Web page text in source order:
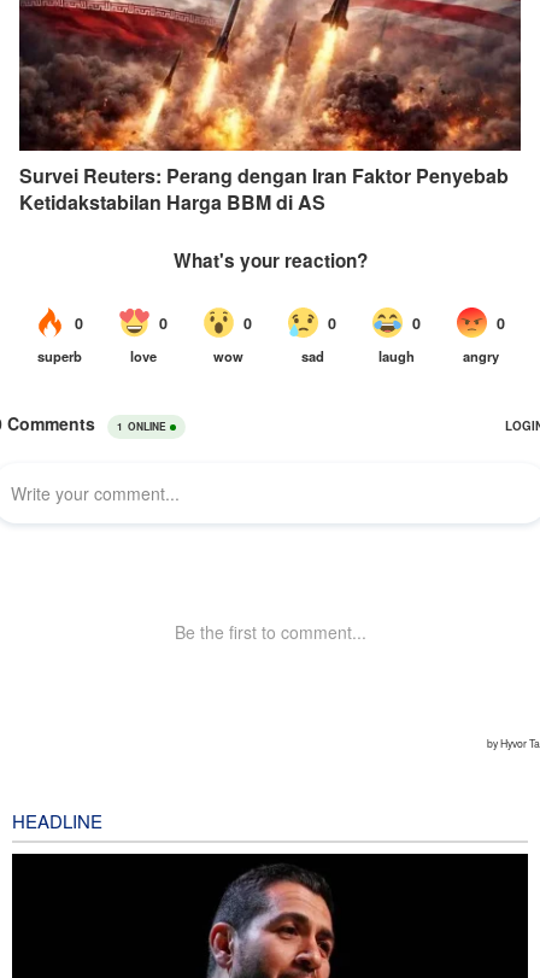
Survei Reuters: Perang dengan Iran Faktor Penyebab
Ketidakstabilan Harga BBM di AS
HEADLINE